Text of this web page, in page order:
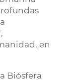
en
Biósfera